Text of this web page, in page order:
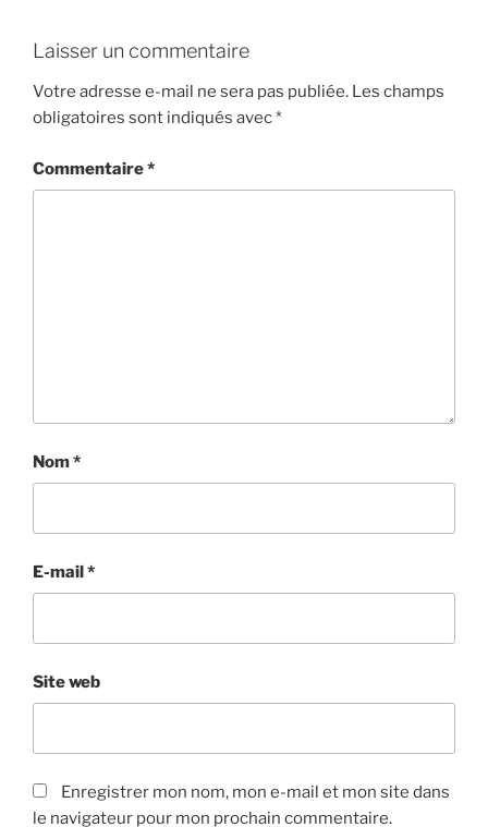
Laisser un commentaire
Votre adresse e-mail ne sera pas publiée. Les champs
obligatoires sont indiqués avec*
Commentaire*
Nom*
E-mail*
Site web
Enregistrer mon nom, mon e-mail et mon site dans
le navigateur pour mon prochain commentaire.